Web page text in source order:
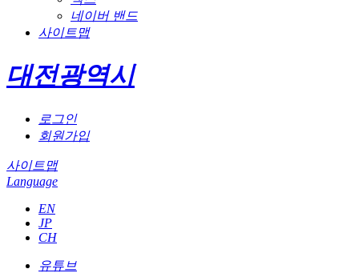
네이버 밴드
사이트맵
대전광역시
로그인
회원가입
사이트맵
Language
EN
JP
CH
유튜브